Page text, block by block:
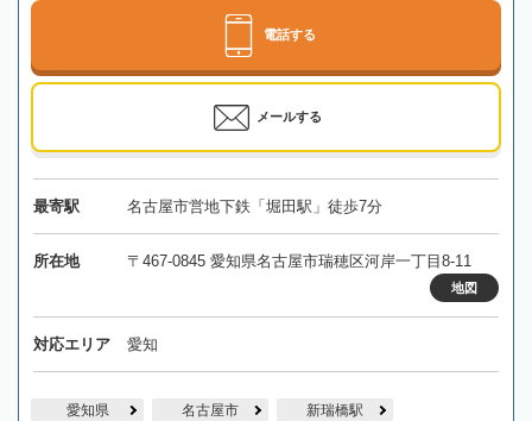
電話する
メールする
最寄駅 名古屋市営地下鉄「堀田駅」徒歩7分
所在地 〒467-0845 愛知県名古屋市瑞穂区河岸一丁目8-11
地図
対応エリア 愛知
愛知県 名古屋市 新瑞橋駅